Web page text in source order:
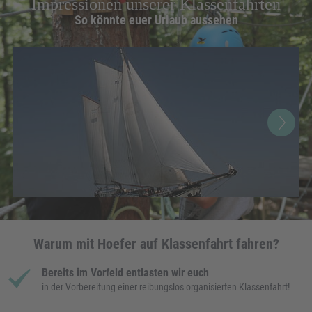
Impressionen unserer Klassenfahrten
So könnte euer Urlaub aussehen
Warum mit Hoefer auf Klassenfahrt fahren?
Bereits im Vorfeld entlasten wir euch
in der Vorbereitung einer reibungslos organisierten Klassenfahrt!